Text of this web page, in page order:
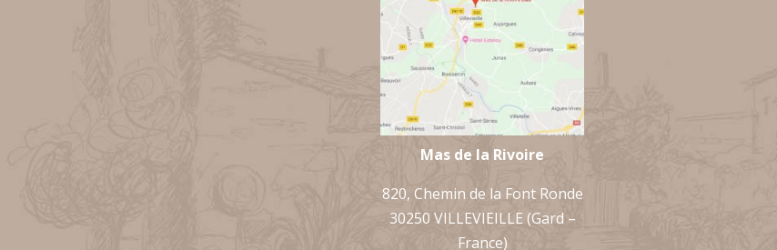
Mas de la Rivoire
820, Chemin de la Font Ronde
30250 VILLEVIEILLE (Gard –
France)